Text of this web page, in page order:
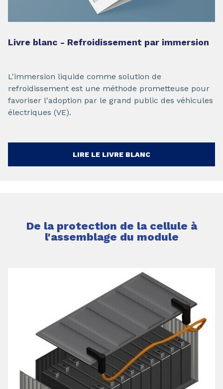
Livre blanc - Refroidissement par immersion
L'immersion liquide comme solution de
refroidissement est une méthode prometteuse pour
favoriser l'adoption par le grand public des véhicules
électriques (VE).
LIRE LE LIVRE BLANC
De la protection de la cellule à
l'assemblage du module